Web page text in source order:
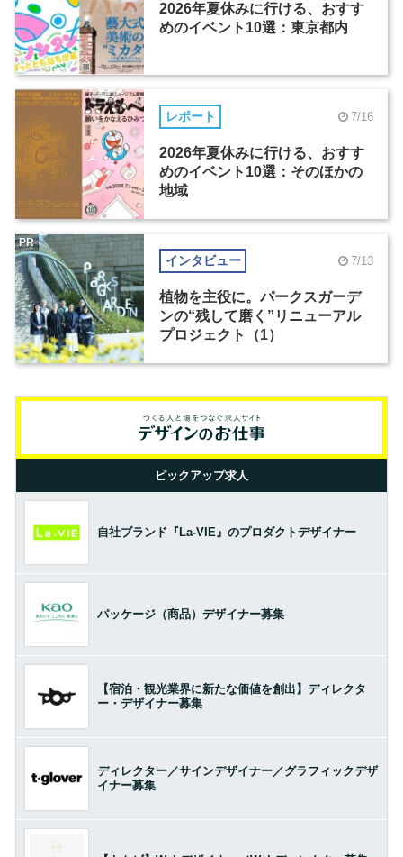
2026年夏休みに行ける、おすす
めのイベント10選：東京都内
レポート 7/16
2026年夏休みに行ける、おすす
めのイベント10選：そのほかの
地域
インタビュー 7/13
植物を主役に。パークスガーデ
ンの“残して磨く”リニューアル
プロジェクト（1）
PR
ピックアップ求人
自社ブランド『La-VIE』のプロダクトデザイナー
パッケージ（商品）デザイナー募集
【宿泊・観光業界に新たな価値を創出】ディレクタ
ー・デザイナー募集
ディレクター／サインデザイナー／グラフィックデザ
イナー募集